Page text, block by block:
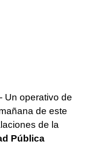
Un operativo de
de este
de la
Pública